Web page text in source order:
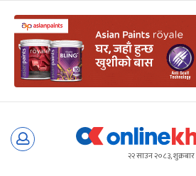
Skip
२२ साउन २०८३, शुक्रबार